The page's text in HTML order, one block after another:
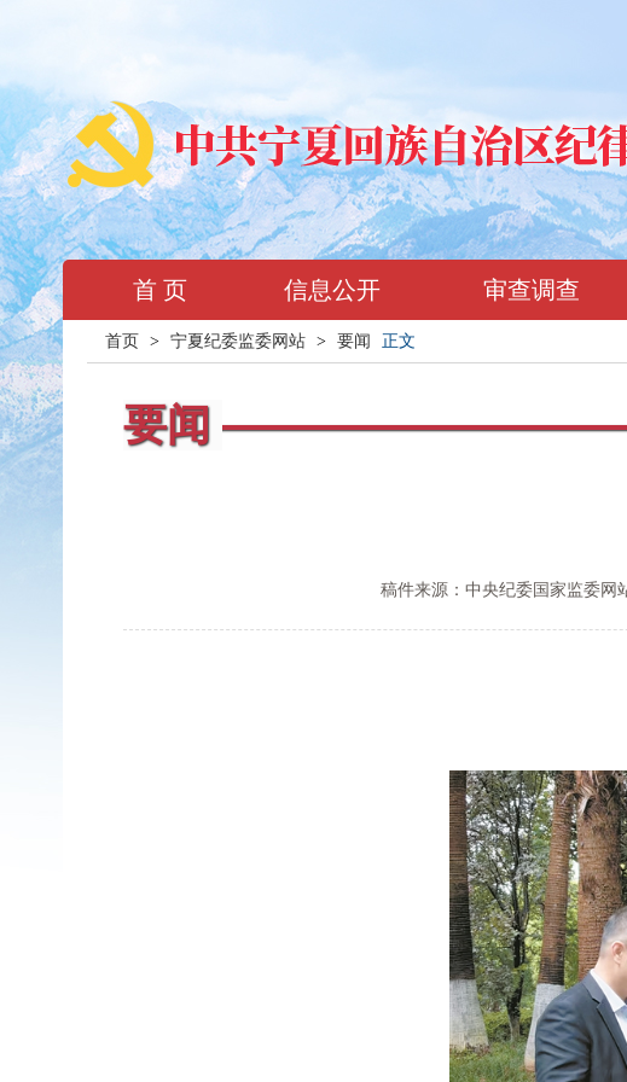
首 页 信息公开 审查调查
首页 > 宁夏纪委监委网站 > 要闻 正文
要闻
稿件来源：中央纪委国家监委网